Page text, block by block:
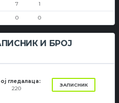
7 1
0 0
И БРОЈ
гледалаца:
220
ЗАПИСНИК